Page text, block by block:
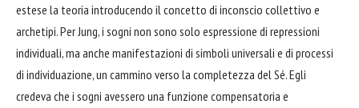
estese la teoria introducendo il concetto di inconscio collettivo e
archetipi. Per Jung, i sogni non sono solo espressione di repressioni
individuali, ma anche manifestazioni di simboli universali e di processi
di individuazione, un cammino verso la completezza del Sé. Egli
credeva che i sogni avessero una funzione compensatoria e